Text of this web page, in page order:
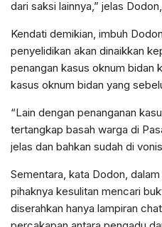
dari saksi lainnya,” jelas
Kendati demikian, imbuh
penyelidikan akan dinaikkan
penangan kasus oknum bidan
kasus oknum bidan yang
“Lain dengan penanganan
tertangkap basah warga di
jelas dan bahkan sudah di
Sementara, kata Dodon,
pihaknya kesulitan mencari
diserahkan hanya lampiran